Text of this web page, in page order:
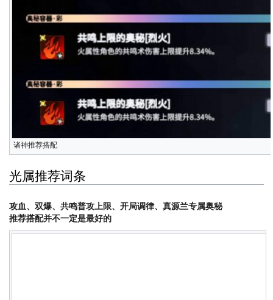
诸神推荐搭配
光属推荐词条
攻血、双爆、共鸣普攻上限、开局调律、真源兰专属奥秘
推荐搭配并不一定是最好的